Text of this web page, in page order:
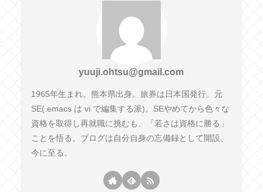
yuuji.ohtsu@gmail.com
1965年生まれ。熊本県出身。旅券は日本国発行。元
SE(.emacs は vi で編集する派)。SEやめてから色々な
資格を取得し再就職に挑むも、「若さは資格に勝る」
ことを悟る。ブログは自分自身の忘備録として開設、
今に至る。